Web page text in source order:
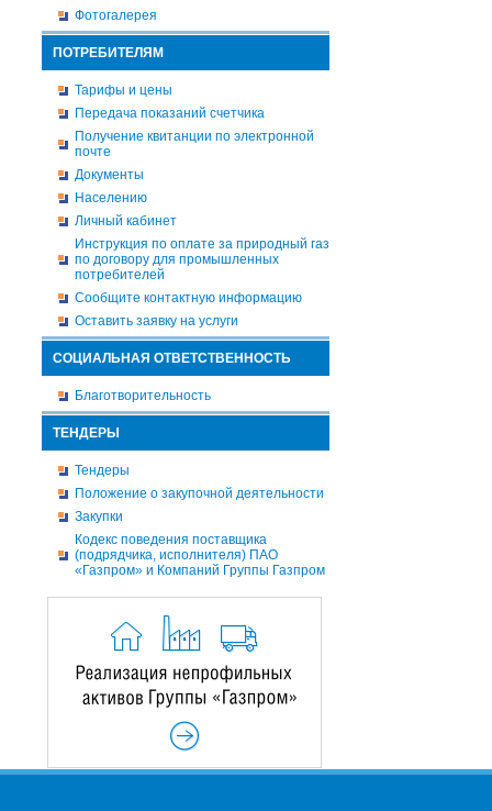
Фотогалерея
ПОТРЕБИТЕЛЯМ
Тарифы и цены
Передача показаний счетчика
Получение квитанции по электронной
почте
Документы
Населению
Личный кабинет
Инструкция по оплате за природный газ
по договору для промышленных
потребителей
Сообщите контактную информацию
Оставить заявку на услуги
СОЦИАЛЬНАЯ ОТВЕТСТВЕННОСТЬ
Благотворительность
ТЕНДЕРЫ
Тендеры
Положение о закупочной деятельности
Закупки
Кодекс поведения поставщика
(подрядчика, исполнителя) ПАО
«Газпром» и Компаний Группы Газпром